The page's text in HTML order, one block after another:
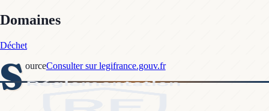
Domaines
Déchet
S ourceConsulter sur legifrance.gouv.fr